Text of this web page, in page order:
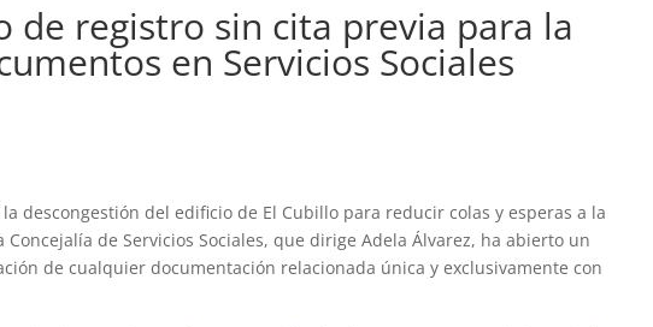
de registro sin cita previa para la
en Servicios Sociales
descongestión del edificio de El Cubillo para reducir colas y esperas a la
de Servicios Sociales, que dirige Adela Álvarez, ha abierto un
de cualquier documentación relacionada única y exclusivamente con